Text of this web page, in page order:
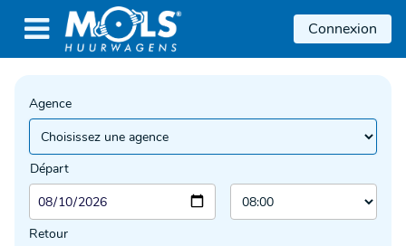
 Connexion
Agence
Départ
Retour